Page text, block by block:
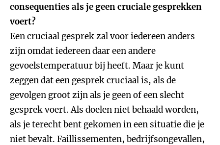
consequenties als je geen cruciale gesprekken
voert?
Een cruciaal gesprek zal voor iedereen anders
zijn omdat iedereen daar een andere
gevoelstemperatuur bij heeft. Maar je kunt
zeggen dat een gesprek cruciaal is, als de
gevolgen groot zijn als je geen of een slecht
gesprek voert. Als doelen niet behaald worden,
als je terecht bent gekomen in een situatie die je
niet bevalt. Faillissementen, bedrijfsongevallen,